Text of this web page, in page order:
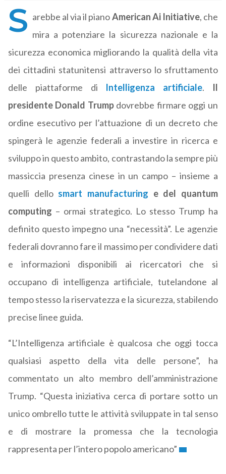
S arebbe al via il pianoAmerican Ai Initiative, che
mira a potenziare la sicurezza nazionale e la
sicurezza economica migliorando la qualità della vita
dei cittadini statunitensi attraverso lo sfruttamento
delle piattaforme di Intelligenza artificiale. Il
presidente Donald Trumpdovrebbe firmare oggi un
ordine esecutivo per l’attuazione di un decreto che
spingerà le agenzie federali a investire in ricerca e
sviluppo in questo ambito, contrastando la sempre più
massiccia presenza cinese in un campo – insieme a
quelli dello smart manufacturing e del quantum
computing – ormai strategico. Lo stesso Trump ha
definito questo impegno una “necessità”. Le agenzie
federali dovranno fare il massimo per condividere dati
e informazioni disponibili ai ricercatori che si
occupano di intelligenza artificiale, tutelandone al
tempo stesso la riservatezza e la sicurezza, stabilendo
precise linee guida.
“L’Intelligenza artificiale è qualcosa che oggi tocca
qualsiasi aspetto della vita delle persone”, ha
commentato un alto membro dell’amministrazione
Trump. “Questa iniziativa cerca di portare sotto un
unico ombrello tutte le attività sviluppate in tal senso
e di mostrare la promessa che la tecnologia
rappresenta per l’intero popolo americano”